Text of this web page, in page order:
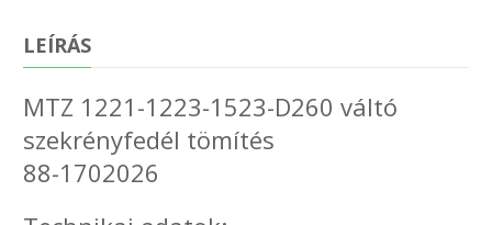
LEÍRÁS
MTZ 1221-1223-1523-D260 váltó
szekrényfedél tömítés
88-1702026